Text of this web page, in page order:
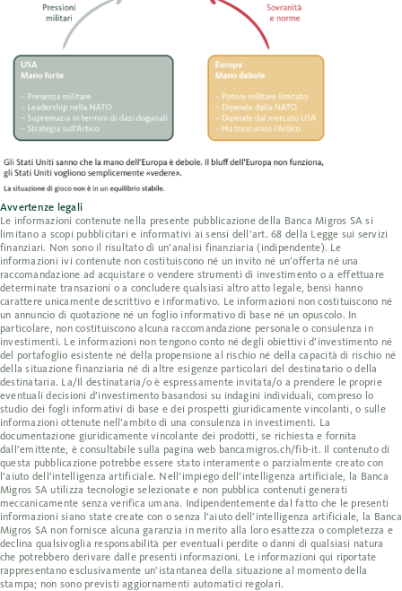
Avvertenze legali
Le informazioni contenute nella presente pubblicazione della Banca Migros SA si
limitano a scopi pubblicitari e informativi ai sensi dell’art. 68 della Legge sui servizi
finanziari. Non sono il risultato di un’analisi finanziaria (indipendente). Le
informazioni ivi contenute non costituiscono né un invito né un’offerta né una
raccomandazione ad acquistare o vendere strumenti di investimento o a effettuare
determinate transazioni o a concludere qualsiasi altro atto legale, bensì hanno
carattere unicamente descrittivo e informativo. Le informazioni non costituiscono né
un annuncio di quotazione né un foglio informativo di base né un opuscolo. In
particolare, non costituiscono alcuna raccomandazione personale o consulenza in
investimenti. Le informazioni non tengono conto né degli obiettivi d’investimento né
del portafoglio esistente né della propensione al rischio né della capacità di rischio né
della situazione finanziaria né di altre esigenze particolari del destinatario o della
destinataria. La/Il destinataria/o è espressamente invitata/o a prendere le proprie
eventuali decisioni d’investimento basandosi su indagini individuali, compreso lo
studio dei fogli informativi di base e dei prospetti giuridicamente vincolanti, o sulle
informazioni ottenute nell’ambito di una consulenza in investimenti. La
documentazione giuridicamente vincolante dei prodotti, se richiesta e fornita
dall’emittente, è consultabile sulla pagina web bancamigros.ch/fib-it. Il contenuto di
questa pubblicazione potrebbe essere stato interamente o parzialmente creato con
l’aiuto dell’intelligenza artificiale. Nell’impiego dell’intelligenza artificiale, la Banca
Migros SA utilizza tecnologie selezionate e non pubblica contenuti generati
meccanicamente senza verifica umana. Indipendentemente dal fatto che le presenti
informazioni siano state create con o senza l’aiuto dell’intelligenza artificiale, la Banca
Migros SA non fornisce alcuna garanzia in merito alla loro esattezza o completezza e
declina qualsivoglia responsabilità per eventuali perdite o danni di qualsiasi natura
che potrebbero derivare dalle presenti informazioni. Le informazioni qui riportate
rappresentano esclusivamente un’istantanea della situazione al momento della
stampa; non sono previsti aggiornamenti automatici regolari.